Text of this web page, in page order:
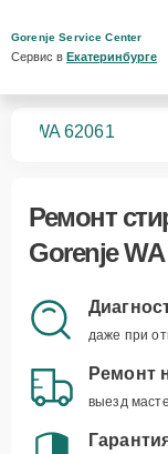
Gorenje Service Center
Сервис в Екатеринбурге
WA 62061
Ремонт
Gorenje WA
даже при
Ремонт
выезд